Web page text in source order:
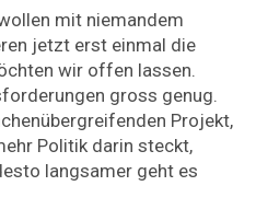
mit niemandem
jetzt erst einmal die
wir offen lassen.
gross genug.
Projekt,
Politik darin steckt,
langsamer geht es